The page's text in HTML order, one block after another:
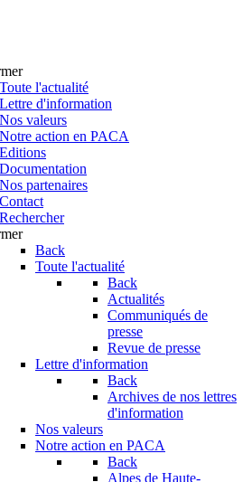
Toute l'actualité
Lettre d'information
Nos valeurs
Notre action en PACA
Editions
Documentation
Nos partenaires
Contact
Rechercher
Back
Toute l'actualité
Back
Actualités
Communiqués de
presse
Revue de presse
Lettre d'information
Back
Archives de nos lettres
d'information
Nos valeurs
Notre action en PACA
Back
Alpes de Haute-